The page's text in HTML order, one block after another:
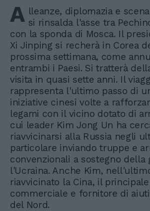
A lleanze, diplomazia e
si rinsalda l'asse tra
con la sponda di Mosca. Il
Xi Jinping si recherà in Corea
prossima settimana, come
entrambi i Paesi. Si tratterà
visita in quasi sette anni. Il
rappresenta l'ultimo passo di
iniziative cinesi volte a
legami con il vicino dotato di
cui leader Kim Jong Un ha
riavvicinarsi alla Russia negli
particolare inviando truppe e
convenzionali a sostegno della
l'Ucraina. Anche Kim,
riavvicinato la Cina, il
commerciale e fornitore di
del Nord.